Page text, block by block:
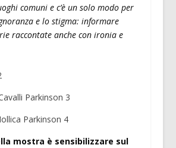
comuni e c’è un solo modo per
e lo stigma: informare
raccontate anche con ironia e
mostra è sensibilizzare sul